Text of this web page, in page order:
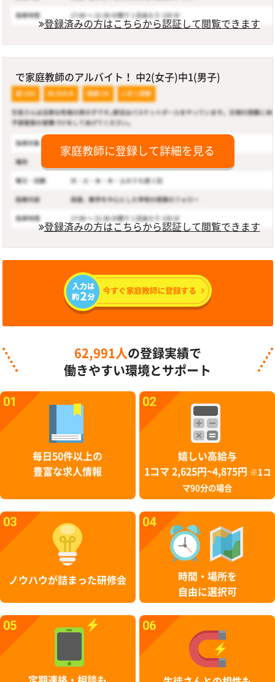
登録済みの方はこちらから認証して閲覧できます
で家庭教師のアルバイト！ 中2(女子)中1(男子)
家庭教師に登録して詳細を見る
登録済みの方はこちらから認証して閲覧できます
62,991人 の登録実績で
働きやすい環境とサポート
01
毎日50件以上の
豊富な求人情報
02
嬉しい高給与
1コマ 2,625円~4,875円 ※1コ
マ90分の場合
03
ノウハウが詰まった研修会
04
時間・場所を
自由に選択可
05
定期連絡・相談も
06